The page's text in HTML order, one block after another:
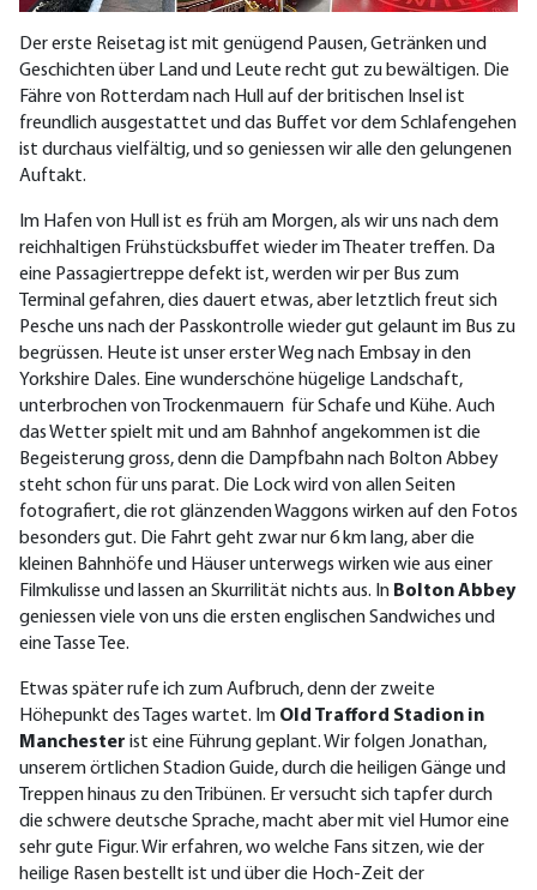
Der erste Reisetag ist mit genügend Pausen, Getränken und
Geschichten über Land und Leute recht gut zu bewältigen. Die
Fähre von Rotterdam nach Hull auf der britischen Insel ist
freundlich ausgestattet und das Buffet vor dem Schlafengehen
ist durchaus vielfältig, und so geniessen wir alle den gelungenen
Auftakt.
Im Hafen von Hull ist es früh am Morgen, als wir uns nach dem
reichhaltigen Frühstücksbuffet wieder im Theater treffen. Da
eine Passagiertreppe defekt ist, werden wir per Bus zum
Terminal gefahren, dies dauert etwas, aber letztlich freut sich
Pesche uns nach der Passkontrolle wieder gut gelaunt im Bus zu
begrüssen. Heute ist unser erster Weg nach Embsay in den
Yorkshire Dales. Eine wunderschöne hügelige Landschaft,
unterbrochen von Trockenmauern für Schafe und Kühe. Auch
das Wetter spielt mit und am Bahnhof angekommen ist die
Begeisterung gross, denn die Dampfbahn nach Bolton Abbey
steht schon für uns parat. Die Lock wird von allen Seiten
fotografiert, die rot glänzenden Waggons wirken auf den Fotos
besonders gut. Die Fahrt geht zwar nur 6 km lang, aber die
kleinen Bahnhöfe und Häuser unterwegs wirken wie aus einer
Filmkulisse und lassen an Skurrilität nichts aus. In Bolton Abbey
geniessen viele von uns die ersten englischen Sandwiches und
eine Tasse Tee.
Etwas später rufe ich zum Aufbruch, denn der zweite
Höhepunkt des Tages wartet. Im Old Trafford Stadion in
Manchester ist eine Führung geplant. Wir folgen Jonathan,
unserem örtlichen Stadion Guide, durch die heiligen Gänge und
Treppen hinaus zu den Tribünen. Er versucht sich tapfer durch
die schwere deutsche Sprache, macht aber mit viel Humor eine
sehr gute Figur. Wir erfahren, wo welche Fans sitzen, wie der
heilige Rasen bestellt ist und über die Hoch-Zeit der